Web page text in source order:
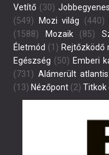
Vetítő (30) Jobbegyenes
(549)
Mozi világ (440)
(1588)
Mozaik(85)
Életmód (1) Rejtőzködő
Egészség (50) Emberi
(731) Alámerült
(13) Nézőpont (2) Titkok